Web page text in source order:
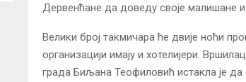
Дервенћане да доведу своје малишане
Велики број такмичара ће двије ноћи
организацији имају и хотелијери.
града Биљана Теофиловић истакла је да